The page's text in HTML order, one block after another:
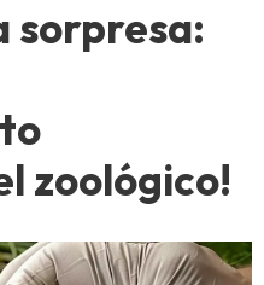
sorpresa:
zoológico!